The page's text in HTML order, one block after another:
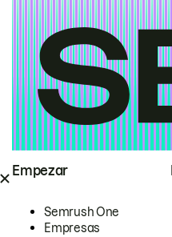
Empezar
Semrush One
Empresas